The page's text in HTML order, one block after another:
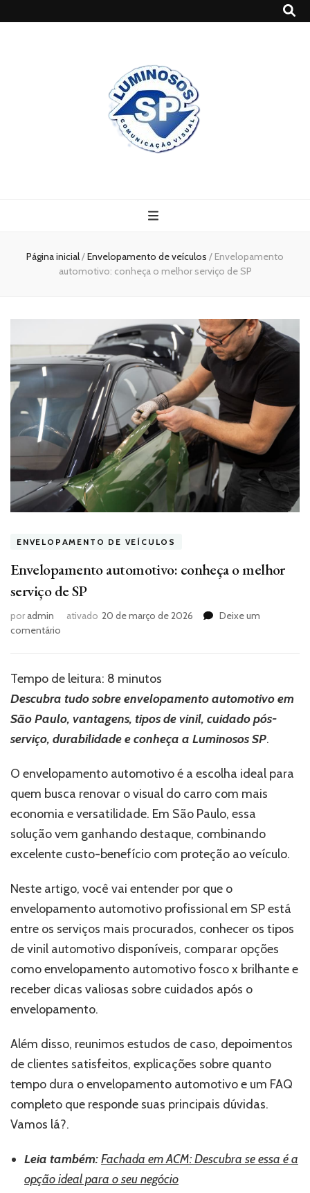
Página inicial/Envelopamento de veículos / Envelopamento
automotivo: conheça o melhor serviço de SP
ENVELOPAMENTO DE VEÍCULOS
Envelopamento automotivo: conheça o melhor
serviço de SP
poradmin ativado 20 de março de 2026
Deixe um
comentário
conheça
melhor
serviço
SP
Tempo de leitura: 8 minutos
Descubra tudo sobre envelopamento automotivo em
São Paulo, vantagens, tipos de vinil, cuidado pós-
serviço, durabilidade e conheça a Luminosos SP.
O envelopamento automotivo é a escolha ideal para
quem busca renovar o visual do carro com mais
economia e versatilidade. Em São Paulo, essa
solução vem ganhando destaque, combinando
excelente custo-benefício com proteção ao veículo.
Neste artigo, você vai entender por que o
envelopamento automotivo profissional em SP está
entre os serviços mais procurados, conhecer os tipos
de vinil automotivo disponíveis, comparar opções
como envelopamento automotivo fosco x brilhante e
receber dicas valiosas sobre cuidados após o
envelopamento.
Além disso, reunimos estudos de caso, depoimentos
de clientes satisfeitos, explicações sobre quanto
tempo dura o envelopamento automotivo e um FAQ
completo que responde suas principais dúvidas.
Vamos lá?.
Leia também:Fachada em ACM: Descubra se essa é a
opção ideal para o seu negócio